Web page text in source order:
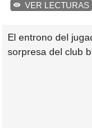
VER LECTURAS
El entrono del
sorpresa del club